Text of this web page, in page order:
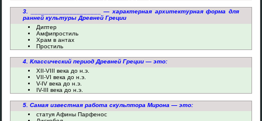
3. ____________________ — характерная архитектурная форма для
ранней культуры Древней Греции
Диптер
Амфипростиль
Храм в антах
Простиль
4. Классический период Древней Греции — это:
XII-VIII века до н.э.
VII-VI века до н.э.
V-IV века до н.э.
IV-III века до н.э.
5. Самая известная работа скульптора Мирона — это:
статуя Афины Парфенос